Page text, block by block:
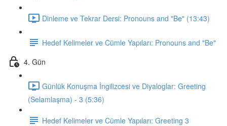
Dinleme ve Tekrar Dersi: Pronouns and "Be" (13:43)
Hedef Kelimeler ve Cümle Yapıları: Pronouns and "Be"
4. Gün
Günlük Konuşma İngilizcesi ve Diyaloglar: Greeting
(Selamlaşma) - 3 (5:36)
Hedef Kelimeler ve Cümle Yapıları: Greeting 3